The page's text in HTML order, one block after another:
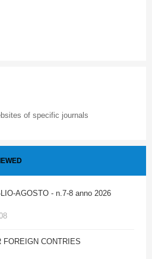
of specific journals
AGOSTO - n.7-8 anno 2026
CONTRIES